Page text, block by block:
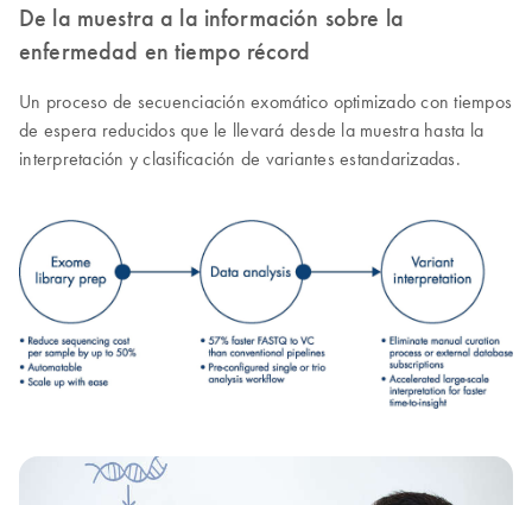
De la muestra a la información sobre la
enfermedad en tiempo récord
Un proceso de secuenciación exomático optimizado con tiempos
de espera reducidos que le llevará desde la muestra hasta la
interpretación y clasificación de variantes estandarizadas.